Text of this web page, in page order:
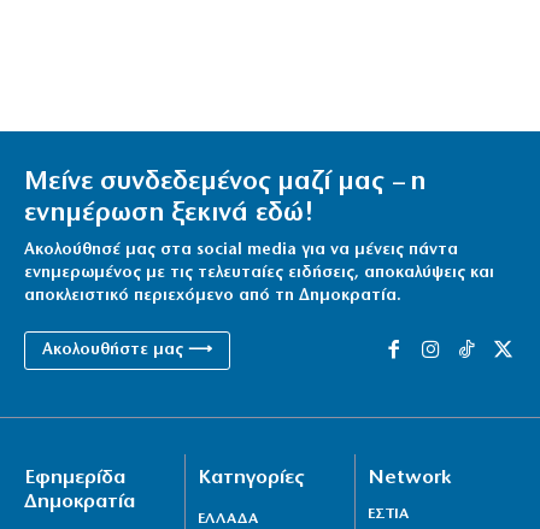
Μείνε συνδεδεμένος μαζί μας – η
ενημέρωση ξεκινά εδώ!
Ακολούθησέ μας στα social media για να μένεις πάντα
ενημερωμένος με τις τελευταίες ειδήσεις, αποκαλύψεις και
αποκλειστικό περιεχόμενο από τη Δημοκρατία.
Ακολουθήστε μας ⟶
Εφημερίδα
Δημοκρατία
Κατηγορίες
ΕΛΛΑΔΑ
Network
ΕΣΤΙΑ